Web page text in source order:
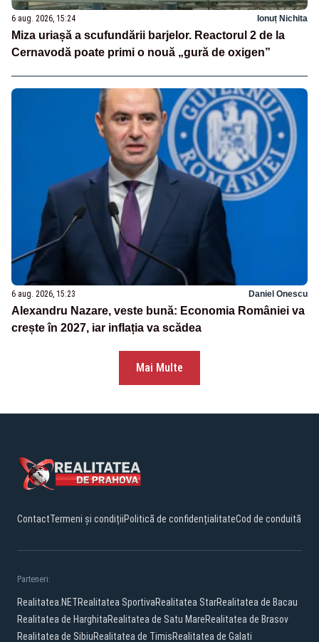
6 aug. 2026, 15:24 Ionuț Nichita
Miza uriașă a scufundării barjelor. Reactorul 2 de la
Cernavodă poate primi o nouă „gură de oxigen”
6 aug. 2026, 15:23 Daniel Onescu
Alexandru Nazare, veste bună: Economia României va
crește în 2027, iar inflația va scădea
Mai Multe
ContactTermeni și condițiiPolitică de confidențialitateCod de conduită
Parteneri:
Realitatea.NETRealitatea SportivaRealitatea StarRealitatea de Bacau
Realitatea de HarghitaRealitatea de Satu MareRealitatea de Brasov
Realitatea de SibiuRealitatea de TimisRealitatea de Galati